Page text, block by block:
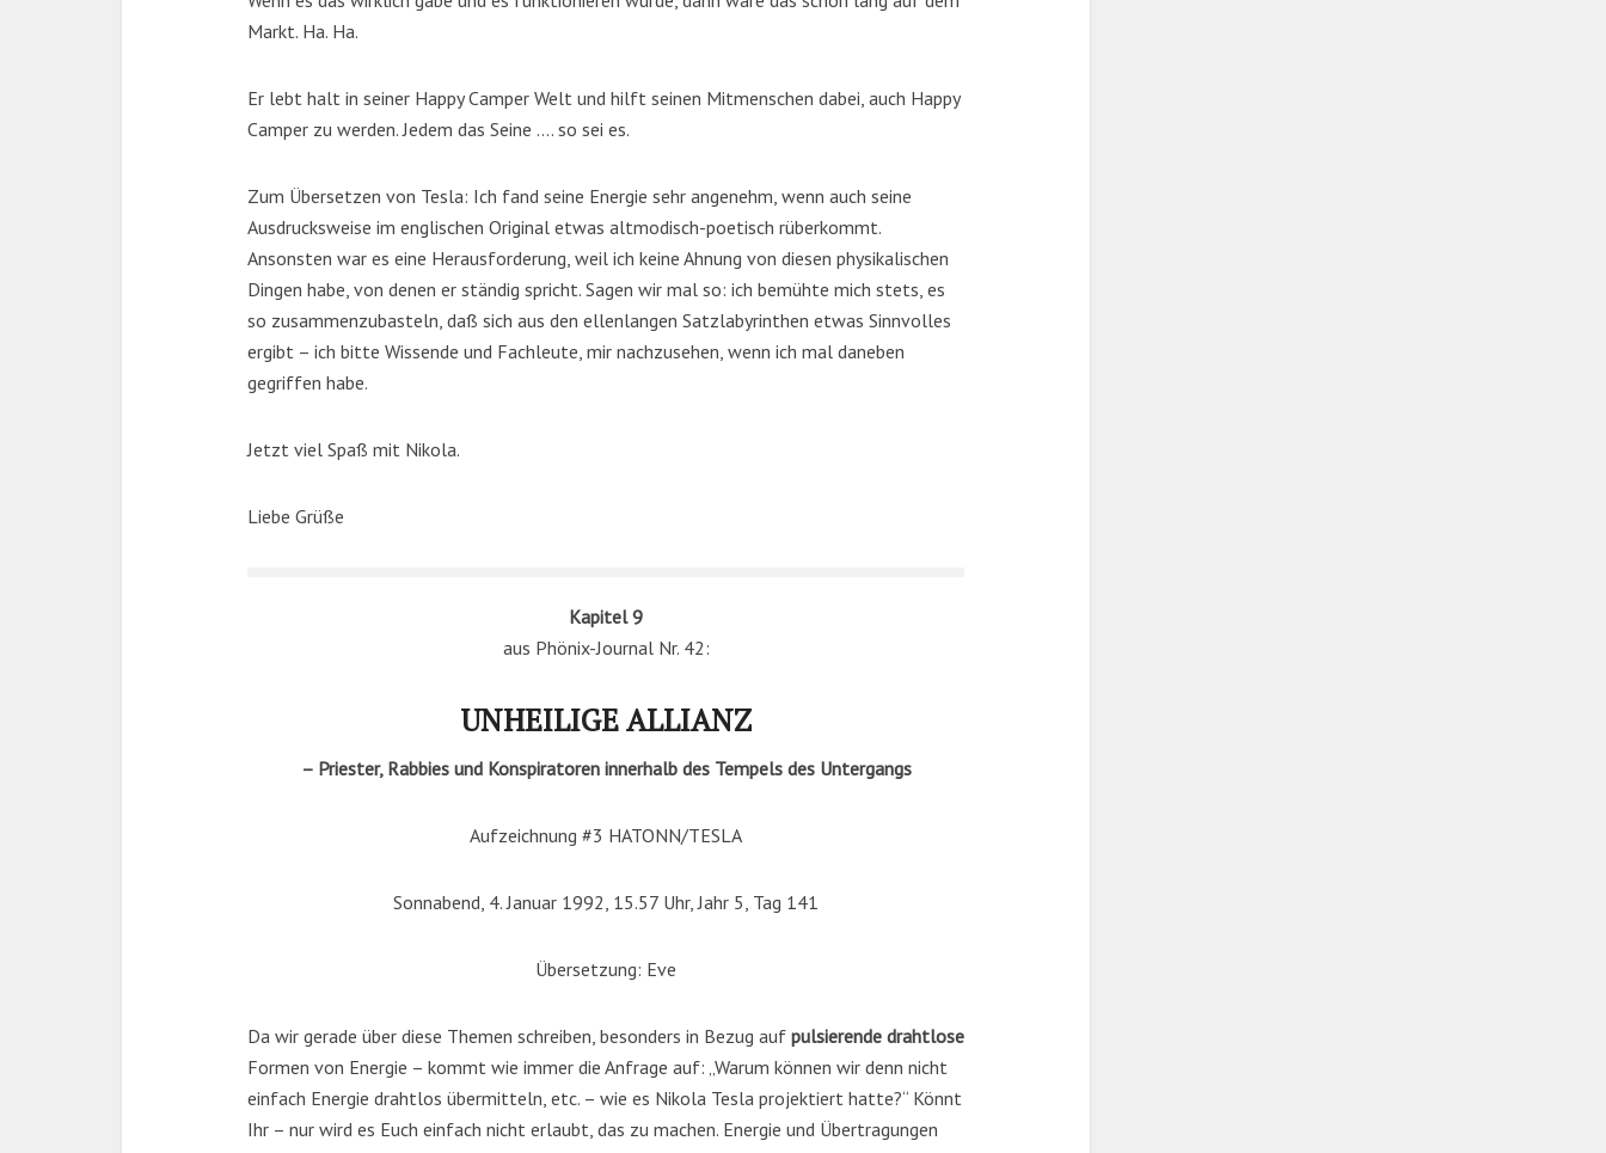
Markt. Ha. Ha.
Er lebt halt in seiner Happy Camper Welt und hilft seinen Mitmenschen dabei, auch Happy
Camper zu werden. Jedem das Seine …. so sei es.
Zum Übersetzen von Tesla: Ich fand seine Energie sehr angenehm, wenn auch seine
Ausdrucksweise im englischen Original etwas altmodisch-poetisch rüberkommt.
Ansonsten war es eine Herausforderung, weil ich keine Ahnung von diesen physikalischen
Dingen habe, von denen er ständig spricht. Sagen wir mal so: ich bemühte mich stets, es
so zusammenzubasteln, daß sich aus den ellenlangen Satzlabyrinthen etwas Sinnvolles
ergibt – ich bitte Wissende und Fachleute, mir nachzusehen, wenn ich mal daneben
gegriffen habe.
Jetzt viel Spaß mit Nikola.
Liebe Grüße
Kapitel 9
aus Phönix-Journal Nr. 42:
UNHEILIGE ALLIANZ
– Priester, Rabbies und Konspiratoren innerhalb des Tempels des Untergangs
Aufzeichnung #3 HATONN/TESLA
Sonnabend, 4. Januar 1992, 15.57 Uhr, Jahr 5, Tag 141
Übersetzung: Eve
Da wir gerade über diese Themen schreiben, besonders in Bezug auf pulsierende drahtlose
Formen von Energie – kommt wie immer die Anfrage auf: „Warum können wir denn nicht
einfach Energie drahtlos übermitteln, etc. – wie es Nikola Tesla projektiert hatte?“ Könnt
Ihr – nur wird es Euch einfach nicht erlaubt, das zu machen. Energie und Übertragungen